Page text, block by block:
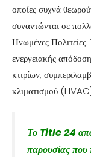
οποίες συχνά
συναντώνται σε
Ηνωμένες
ενεργειακής
κτιρίων,
κλιματισμού
Το Title 24
παρουσίας